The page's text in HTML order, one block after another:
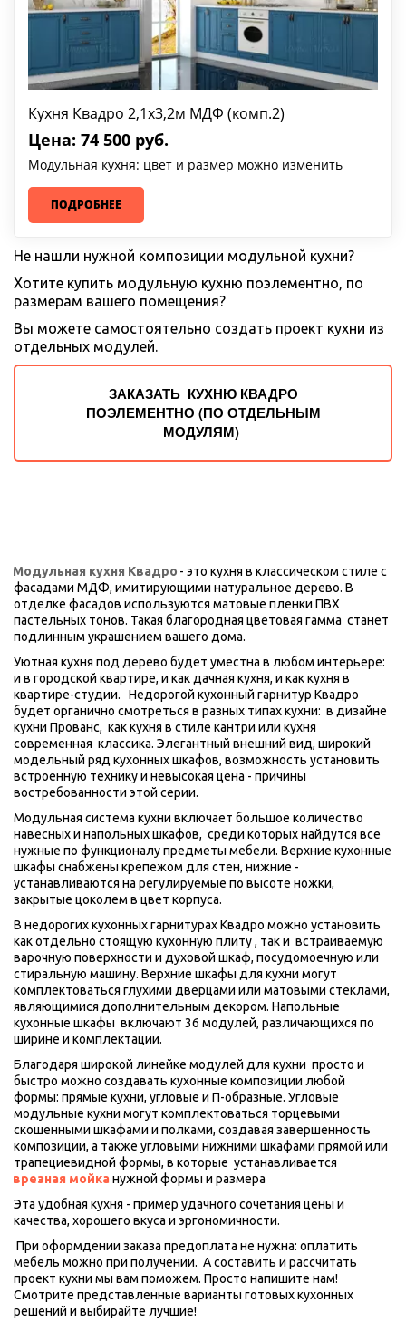
Кухня Квадро 2,1х3,2м МДФ (комп.2)
Цена: 74 500 руб.
Модульная кухня: цвет и размер можно изменить
ПОДРОБНЕЕ
Не нашли нужной композиции модульной кухни?
Хотите купить модульную кухню поэлементно, по
размерам вашего помещения?
Вы можете самостоятельно создать проект кухни из
отдельных модулей.
ЗАКАЗАТЬ КУХНЮ КВАДРО
ПОЭЛЕМЕНТНО (ПО ОТДЕЛЬНЫМ
МОДУЛЯМ)
Модульная кухня Квадро - это кухня в классическом стиле с
фасадами МДФ, имитирующими натуральное дерево. В
отделке фасадов используются матовые пленки ПВХ
пастельных тонов. Такая благородная цветовая гамма  станет
подлинным украшением вашего дома.
Уютная кухня под дерево будет уместна в любом интерьере:
и в городской квартире, и как дачная кухня, и как кухня в
квартире-студии.   Недорогой кухонный гарнитур Квадро
будет органично смотреться в разных типах кухни:  в дизайне
кухни Прованс,  как кухня в стиле кантри или кухня
современная  классика. Элегантный внешний вид, широкий
модельный ряд кухонных шкафов, возможность установить
встроенную технику и невысокая цена - причины
востребованности этой серии.
Модульная система кухни включает большое количество
навесных и напольных шкафов,  среди которых найдутся все
нужные по функционалу предметы мебели. Верхние кухонные
шкафы снабжены крепежом для стен, нижние -
устанавливаются на регулируемые по высоте ножки,
закрытые цоколем в цвет корпуса.
В недорогих кухонных гарнитурах Квадро можно установить
как отдельно стоящую кухонную плиту , так и  встраиваемую
варочную поверхности и духовой шкаф, посудомоечную или
стиральную машину. Верхние шкафы для кухни могут
комплектоваться глухими дверцами или матовыми стеклами,
являющимися дополнительным декором. Напольные
кухонные шкафы  включают 36 модулей, различающихся по
ширине и комплектации.
Благодаря широкой линейке модулей для кухни  просто и
быстро можно создавать кухонные композиции любой
формы: прямые кухни, угловые и П-образные. Угловые
модульные кухни могут комплектоваться торцевыми
скошенными шкафами и полками, создавая завершенность
композиции, а также угловыми нижними шкафами прямой или
врезная мойка нужной формы и размера
Эта удобная кухня - пример удачного сочетания цены и
качества, хорошего вкуса и эргономичности.
мебель можно при получении.  А составить и рассчитать
проект кухни мы вам поможем. Просто напишите нам!
Смотрите представленные варианты готовых кухонных
решений и выбирайте лучшие!